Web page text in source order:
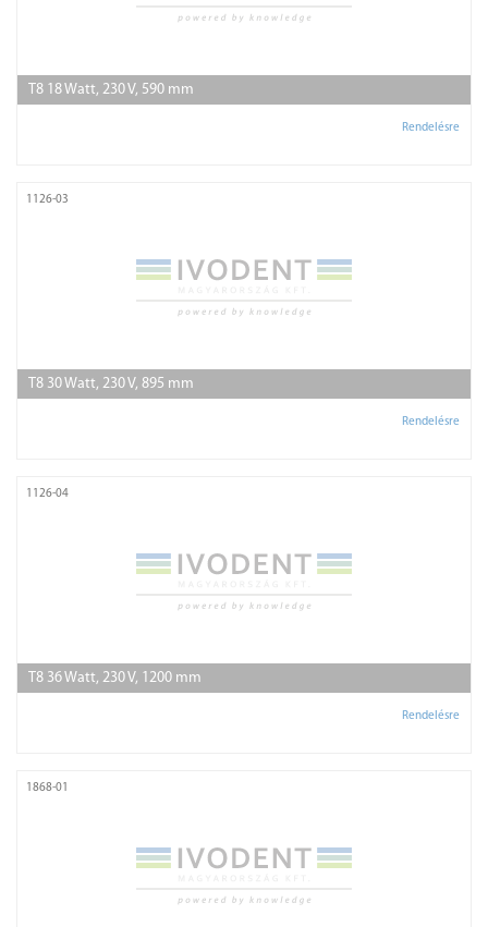
T8 18 Watt, 230 V, 590 mm
Rendelésre
1126-03
T8 30 Watt, 230 V, 895 mm
Rendelésre
1126-04
T8 36 Watt, 230 V, 1200 mm
Rendelésre
1868-01